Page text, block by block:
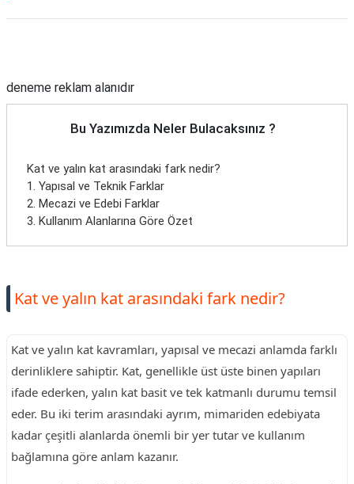
deneme reklam alanıdır
Bu Yazımızda Neler Bulacaksınız ?
Kat ve yalın kat arasındaki fark nedir?
1. Yapısal ve Teknik Farklar
2. Mecazi ve Edebi Farklar
3. Kullanım Alanlarına Göre Özet
Kat ve yalın kat arasındaki fark nedir?
Kat ve yalın kat kavramları, yapısal ve mecazi anlamda farklı
derinliklere sahiptir. Kat, genellikle üst üste binen yapıları
ifade ederken, yalın kat basit ve tek katmanlı durumu temsil
eder. Bu iki terim arasındaki ayrım, mimariden edebiyata
kadar çeşitli alanlarda önemli bir yer tutar ve kullanım
bağlamına göre anlam kazanır.